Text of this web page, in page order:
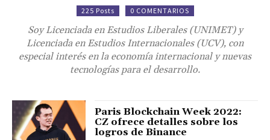
225 Posts 0 COMENTARIOS
Soy Licenciada en Estudios Liberales (UNIMET) y
Licenciada en Estudios Internacionales (UCV), con
especial interés en la economía internacional y nuevas
tecnologías para el desarrollo.
Paris Blockchain Week 2022:
CZ ofrece detalles sobre los
logros de Binance